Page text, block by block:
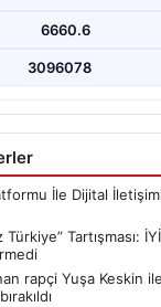
6660.6
3096078
İle Dijital
Tartışması:
rapçi Yuşa Keskin